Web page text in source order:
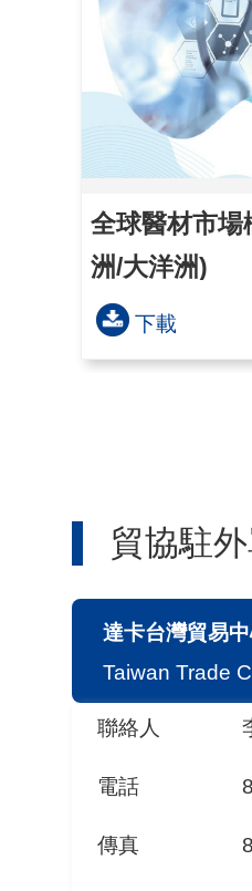
全球醫材市場
洲/大洋洲)
下載
貿協駐
達卡台灣貿易
Taiwan Trade
聯絡人
電話
傳真